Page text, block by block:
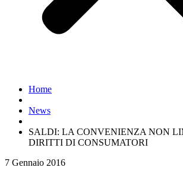
Home
News
SALDI: LA CONVENIENZA NON
DIRITTI DI CONSUMATORI
7 Gennaio 2016